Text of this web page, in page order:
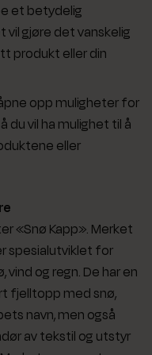
et betydelig
vil gjøre det vanskelig
produkt eller din
opp muligheter for
du vil ha mulighet til å
eller
«Snø Kapp». Merket
spesialutviklet for
og regn. De har en
fjelltopp med snø,
navn, men også
av tekstil og utstyr